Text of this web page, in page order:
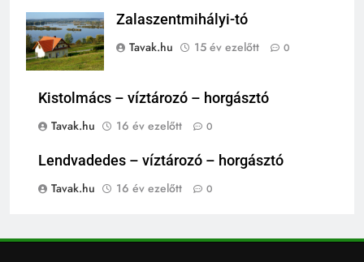
Zalaszentmihályi-tó
Tavak.hu
15 év ezelőtt 0
Kistolmács – víztározó – horgásztó
Tavak.hu
16 év ezelőtt 0
Lendvadedes – víztározó – horgásztó
Tavak.hu
16 év ezelőtt 0